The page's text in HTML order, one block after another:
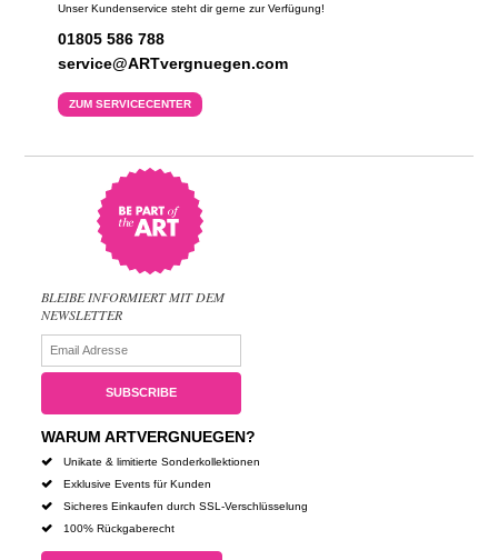
Unser Kundenservice steht dir gerne zur Verfügung!
01805 586 788
service@ARTvergnuegen.com
ZUM SERVICECENTER
BLEIBE INFORMIERT MIT DEM
NEWSLETTER
WARUM ARTVERGNUEGEN?
Unikate & limitierte Sonderkollektionen
Exklusive Events für Kunden
Sicheres Einkaufen durch SSL-Verschlüsselung
100% Rückgaberecht